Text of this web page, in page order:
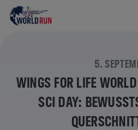
5.
WINGS FOR LIFE
SCI DAY: